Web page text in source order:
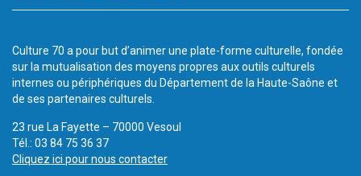
Culture 70 a pour but d’animer une plate-forme culturelle, fondée
sur la mutualisation des moyens propres aux outils culturels
internes ou périphériques du Département de la Haute-Saône et
de ses partenaires culturels.
23 rue La Fayette – 70000 Vesoul
Tél.: 03 84 75 36 37
Cliquez ici pour nous contacter